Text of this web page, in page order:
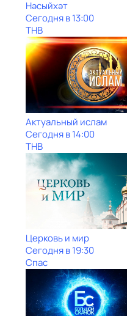
Нәсыйхәт
Сегодня в 13:00
ТНВ
Актуальный ислам
Сегодня в 14:00
ТНВ
Церковь и мир
Сегодня в 19:30
Спас